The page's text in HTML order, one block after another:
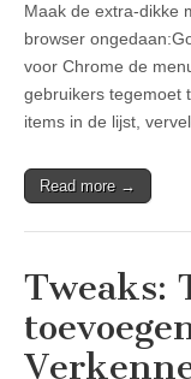
Maak de extra-dikke
browser
voor Chrome de
gebruikers tegemoet
items in de lijst,
Read more →
Tweaks: